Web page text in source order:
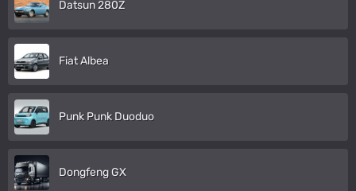
Datsun 280Z
Fiat Albea
Punk Punk Duoduo
Dongfeng GX